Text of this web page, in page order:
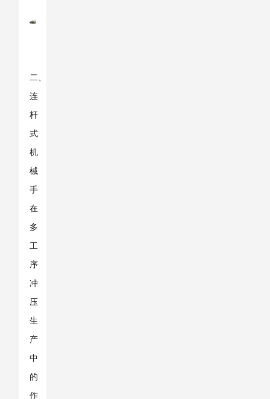
二、
连
杆
式
机
械
手
在
多
工
序
冲
压
生
产
中
的
作